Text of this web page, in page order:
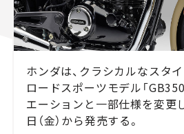
ホンダは、クラシカルなスタ
ロードスポーツモデル「
エーションと一部仕様を変更
日（金）から発売する。